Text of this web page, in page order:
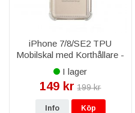
iPhone 7/8/SE2 TPU
Mobilskal med Korthållare -
Transparent
I lager
149 kr 199 kr
Info Köp